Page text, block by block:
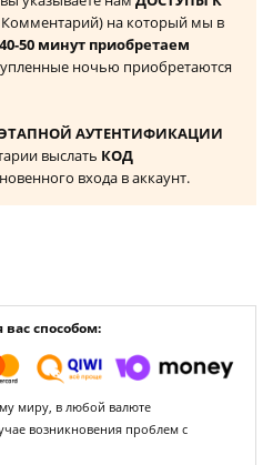
Комментарий) на который мы в
50 минут приобретаем
ночью приобретаются
АУТЕНТИФИКАЦИИ
выслать КОД
входа в аккаунт.
способом:
миру, в любой валюте
возникновения проблем с